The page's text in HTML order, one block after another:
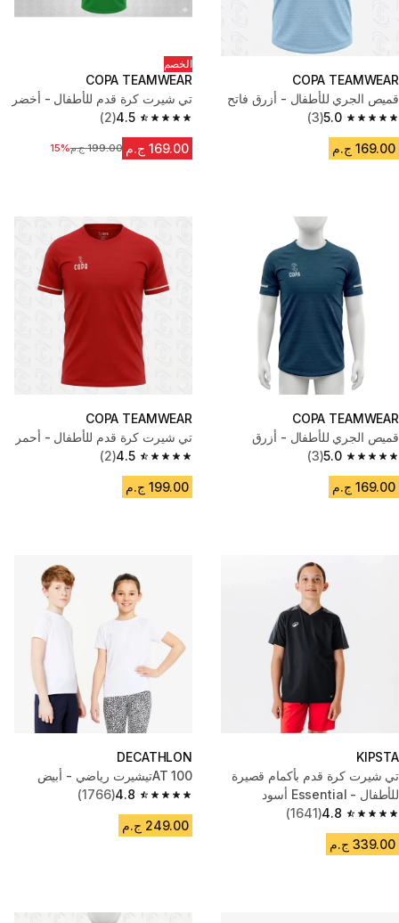
COPA TEAMWEAR
قميص الجري للأطفال - أزرق فاتح
5.0
5.0 out of 5 stars from 3 reviews
(3)
169.00 ج.م
الخصم
COPA TEAMWEAR
تي شيرت كرة قدم للأطفال - أخضر
4.5
4.5 out of 5 stars from 2 reviews
(2)
169.00 ج.م السعر قبل التخفيض
199.00 ج.م 15%
COPA TEAMWEAR
قميص الجري للأطفال - أزرق
5.0
5.0 out of 5 stars from 3 reviews
(3)
169.00 ج.م
COPA TEAMWEAR
تي شيرت كرة قدم للأطفال - أحمر
4.5
4.5 out of 5 stars from 2 reviews
(2)
199.00 ج.م
KIPSTA
تي شيرت كرة قدم بأكمام قصيرة
للأطفال - Essential أسود
4.8
4.8 out of 5 stars from 1641 reviews
(1641)
339.00 ج.م
DECATHLON
AT 100تيشيرت رياضي - أبيض
4.8
4.8 out of 5 stars from 1766 reviews
(1766)
249.00 ج.م